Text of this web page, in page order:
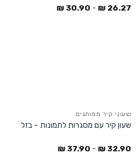
26.27
₪
-
30.90
₪
שעוני קיר ממותגים
שעון קיר עם מסגרות לתמונות – בזל
32.90
₪
-
37.90
₪